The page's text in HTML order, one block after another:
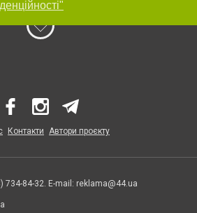
Контакти Автори проєкту
734-84-32. E-mail: reklama@44.ua